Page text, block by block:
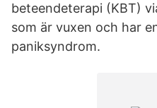
beteendeterapi (KBT)
som är vuxen och har
paniksyndrom.